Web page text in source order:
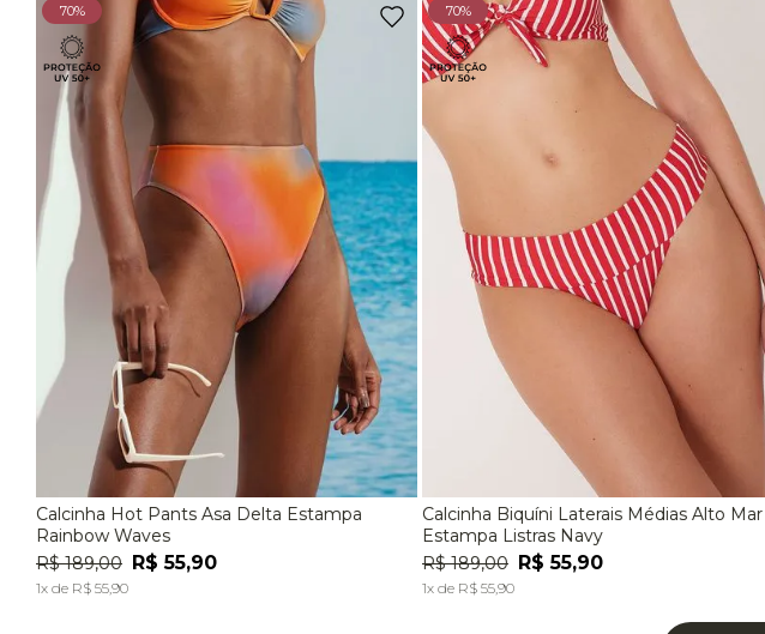
70%
P
ADICIONAR À SACOLA
Calcinha Hot Pants Asa Delta Estampa
Rainbow Waves
R$ 189,00 R$ 55,90
1x de R$ 55,90
70%
P M
ADICIONAR À SACOLA
Calcinha Biquíni Laterais Médias Alto Mar
Estampa Listras Navy
R$ 189,00 R$ 55,90
1x de R$ 55,90